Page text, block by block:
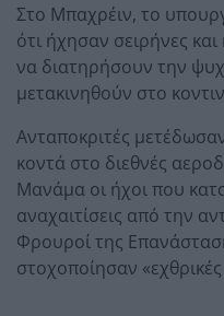
Στο Μπαχρέιν, το
ότι ήχησαν σειρήνες
να διατηρήσουν την
μετακινηθούν στο
Ανταποκριτές
κοντά στο διεθνές
Μανάμα οι ήχοι που
αναχαιτίσεις από την
Φρουροί της
στοχοποίησαν